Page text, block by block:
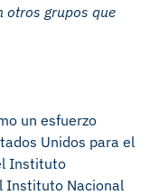
otros grupos que
un esfuerzo
Unidos para el
Instituto
Instituto Nacional